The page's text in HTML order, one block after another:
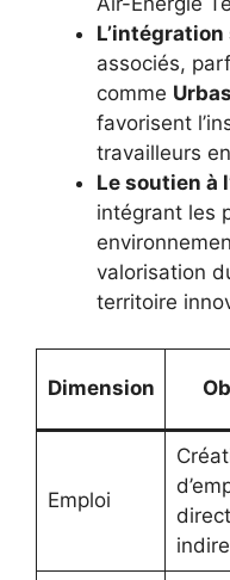
L’intégration
associés,
comme
favorisent
travailleurs
Le soutien à
intégrant les
valorisation
territoire
Dimension
Emploi